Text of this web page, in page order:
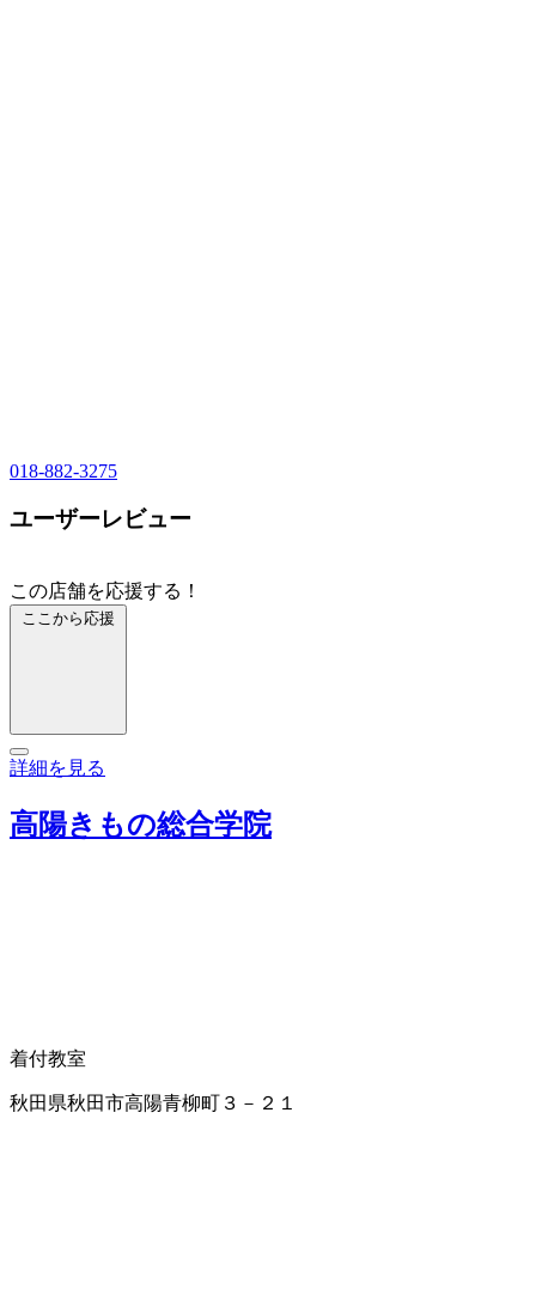
018-882-3275
ユーザーレビュー
この店舗を応援する！
ここから応援
詳細を見る
高陽きもの総合学院
着付教室
秋田県秋田市高陽青柳町３－２１